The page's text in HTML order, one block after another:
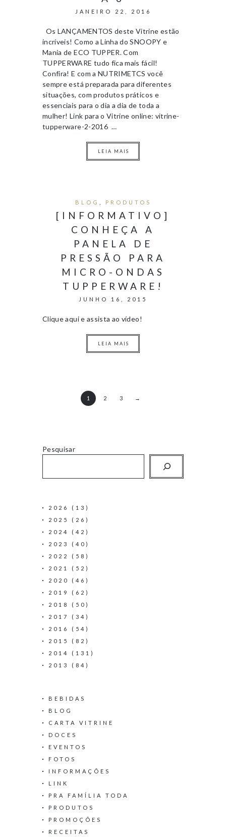
JANEIRO 22, 2016
Os LANÇAMENTOS deste Vitrine estão
incríveis! Como a Linha do SNOOPY e
Mania de ECO TUPPER. Com
TUPPERWARE tudo fica mais fácil!
Confira! E com a NUTRIMETCS você
sempre está preparada para diferentes
situações, com produtos práticos e
essenciais para o dia a dia de toda a
mulher! Link para o Vitrine online: vitrine-
tupperware-2-2016 …
LEIA MAIS
BLOG PRODUTOS
[INFORMATIVO]
CONHEÇA A
PANELA DE
PRESSÃO PARA
MICRO-ONDAS
TUPPERWARE!
JUNHO 16, 2015
Clique aqui e assista ao vídeo!
LEIA MAIS
1 2 3 →
Pesquisar
2026
(13)
2025
(26)
2024
(42)
2023
(40)
2022
(58)
2021
(52)
2020
(46)
2019
(62)
2018
(50)
2017
(34)
2016
(54)
2015
(82)
2014
(131)
2013
(84)
BEBIDAS
BLOG
CARTA VITRINE
DOCES
EVENTOS
FOTOS
INFORMAÇÕES
LINK
PRA FAMÍLIA TODA
PRODUTOS
PROMOÇÕES
RECEITAS